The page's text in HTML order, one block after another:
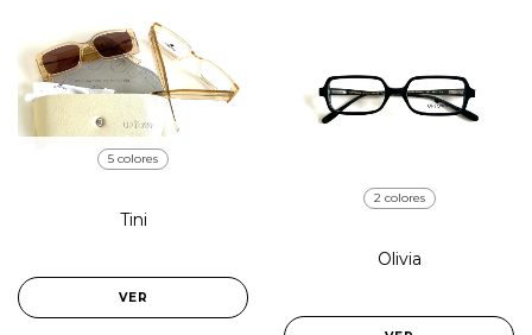
5 colores
Tini
VER
2 colores
Olivia